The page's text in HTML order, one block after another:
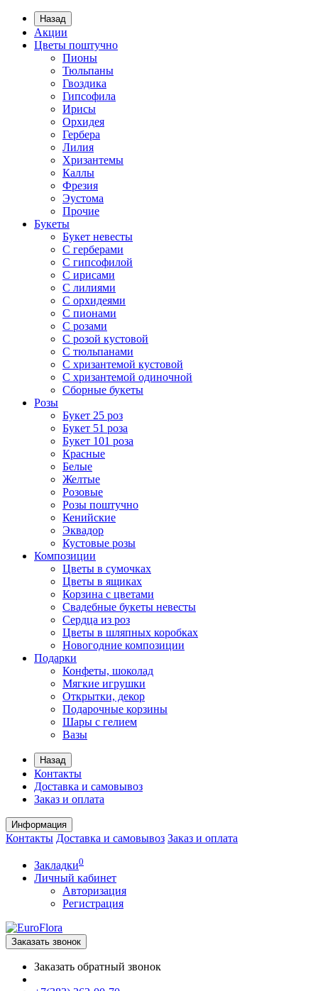
Назад
Акции
Цветы поштучно
Пионы
Тюльпаны
Гвоздика
Гипсофила
Ирисы
Орхидея
Гербера
Лилия
Хризантемы
Каллы
Фрезия
Эустома
Прочие
Букеты
Букет невесты
С герберами
С гипсофилой
С ирисами
С лилиями
С орхидеями
С пионами
С розами
С розой кустовой
С тюльпанами
С хризантемой кустовой
С хризантемой одиночной
Сборные букеты
Розы
Букет 25 роз
Букет 51 роза
Букет 101 роза
Красные
Белые
Желтые
Розовые
Розы поштучно
Кенийские
Эквадор
Кустовые розы
Композиции
Цветы в сумочках
Цветы в ящиках
Корзина с цветами
Свадебные букеты невесты
Сердца из роз
Цветы в шляпных коробках
Новогодние композиции
Подарки
Конфеты, шоколад
Мягкие игрушки
Открытки, декор
Подарочные корзины
Шары с гелием
Вазы
Назад
Контакты
Доставка и самовывоз
Заказ и оплата
Информация
Контакты Доставка и самовывоз Заказ и оплата
Закладки0
Личный кабинет
Авторизация
Регистрация
Заказать звонок
Заказать обратный звонок